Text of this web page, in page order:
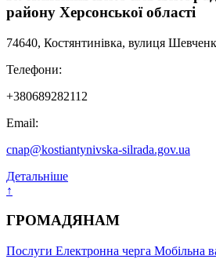
району Херсонської області
74640, Костянтинівка, вулиця
Телефони:
+380689282112
Email:
cnap@kostiantynivska-silrada.gov.ua
Детальніше
↑
ГРОМАДЯНАМ
Послуги Електронна черга Мобільна